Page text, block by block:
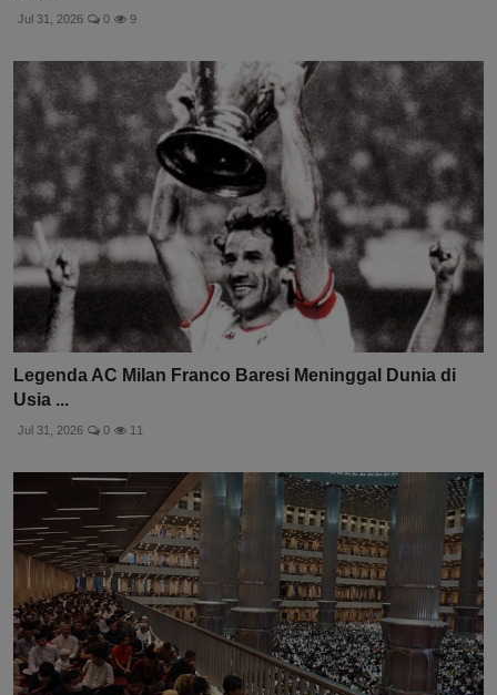
Jul 31, 2026 0 9
Legenda AC Milan Franco Baresi Meninggal Dunia di
Usia ...
Jul 31, 2026 0 11